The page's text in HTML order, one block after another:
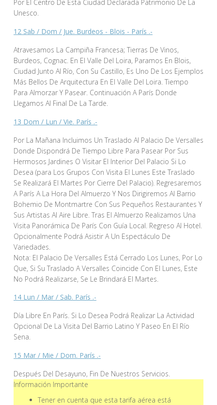
Por El Centro De Esta Ciudad Declarada Patrimonio De La
Unesco.
12 Sab / Dom / Jue. Burdeos - Blois - París .-
Atravesamos La Campiña Francesa; Tierras De Vinos,
Burdeos, Cognac. En El Valle Del Loira, Paramos En Blois,
Ciudad Junto Al Río, Con Su Castillo, Es Uno De Los Ejemplos
Más Bellos De Arquitectura En El Valle Del Loira. Tiempo
Para Almorzar Y Pasear. Continuación A París Donde
Llegamos Al Final De La Tarde.
13 Dom / Lun / Vie. París .-
Por La Mañana Incluimos Un Traslado Al Palacio De Versalles
Donde Dispondrá De Tiempo Libre Para Pasear Por Sus
Hermosos Jardines O Visitar El Interior Del Palacio Si Lo
Desea (para Los Grupos Con Visita El Lunes Este Traslado
Se Realizará El Martes Por Cierre Del Palacio). Regresaremos
A París A La Hora Del Almuerzo Y Nos Dirigiremos Al Barrio
Bohemio De Montmartre Con Sus Pequeños Restaurantes Y
Sus Artistas Al Aire Libre. Tras El Almuerzo Realizamos Una
Visita Panorámica De París Con Guía Local. Regreso Al Hotel.
Opcionalmente Podrá Asistir A Un Espectáculo De
Variedades.
Nota: El Palacio De Versalles Está Cerrado Los Lunes, Por Lo
Que, Si Su Traslado A Versalles Coincide Con El Lunes, Este
No Podrá Realizarse, Se Le Brindará El Martes.
14 Lun / Mar / Sab. París .-
Día Libre En París. Si Lo Desea Podrá Realizar La Actividad
Opcional De La Visita Del Barrio Latino Y Paseo En El Río
Sena.
15 Mar / Mie / Dom. París .-
Después Del Desayuno, Fin De Nuestros Servicios.
Información Importante
Tener en cuenta que esta tarifa aérea está